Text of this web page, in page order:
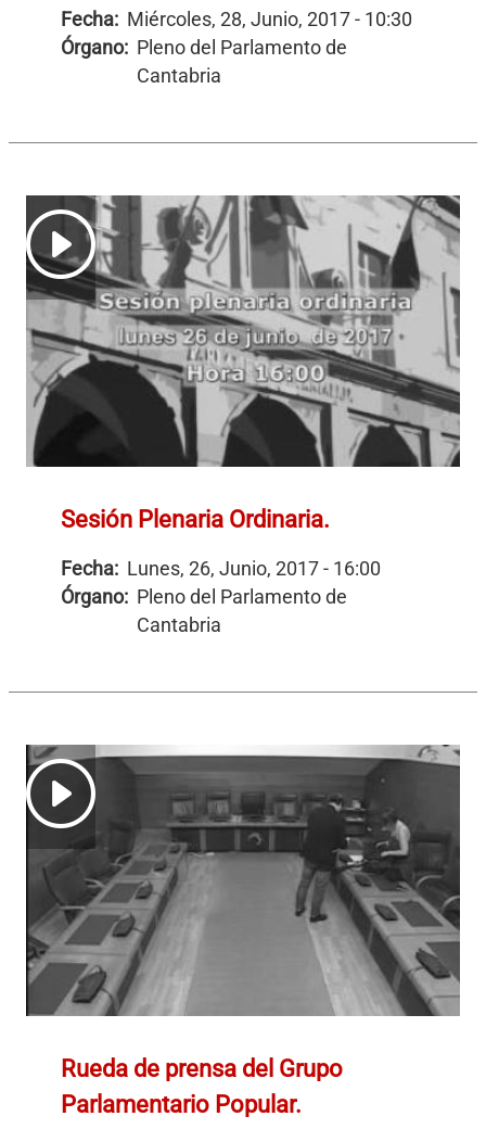
Fecha: Miércoles, 28, Junio, 2017 - 10:30
Órgano: Pleno del Parlamento de
Cantabria
Sesión Plenaria Ordinaria.
Fecha: Lunes, 26, Junio, 2017 - 16:00
Órgano: Pleno del Parlamento de
Cantabria
Rueda de prensa del Grupo
Parlamentario Popular.